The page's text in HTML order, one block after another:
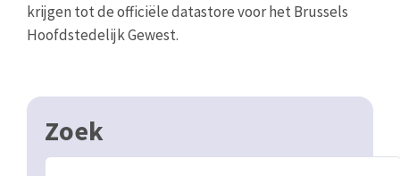
krijgen tot de officiële datastore voor het Brussels
Hoofdstedelijk Gewest.
Zoek